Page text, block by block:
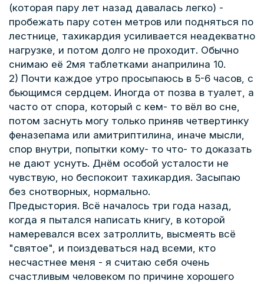
(которая пару лет назад давалась легко) -
пробежать пару сотен метров или подняться по
лестнице, тахикардия усиливается неадекватно
нагрузке, и потом долго не проходит. Обычно
снимаю её 2мя таблетками анаприлина 10.
2) Почти каждое утро просыпаюсь в 5-6 часов, с
бьющимся сердцем. Иногда от позва в туалет, а
часто от спора, который с кем- то вёл во сне,
потом заснуть могу только приняв четвертинку
феназепама или амитриптилина, иначе мысли,
спор внутри, попытки кому- то что- то доказать
не дают уснуть. Днём особой усталости не
чувствую, но беспокоит тахикардия. Засыпаю
без снотворных, нормально.
Предыстория. Всё началось три года назад,
когда я пытался написать книгу, в которой
намеревался всех затроллить, высмеять всё
"святое", и поиздеваться над всеми, кто
несчастнее меня - я считаю себя очень
счастливым человеком по причине хорошего